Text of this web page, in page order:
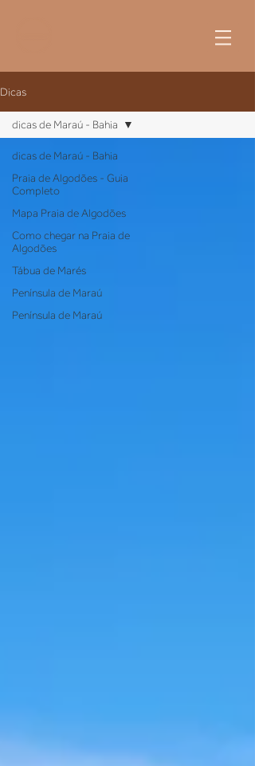
Dicas
dicas de Maraú - Bahia
Praia de Algodões - Guia
Completo
Mapa Praia de Algodões
Como chegar na Praia de
Algodões
Tábua de Marés
Península de Maraú
Península de Maraú
dicas de Maraú - Bahia